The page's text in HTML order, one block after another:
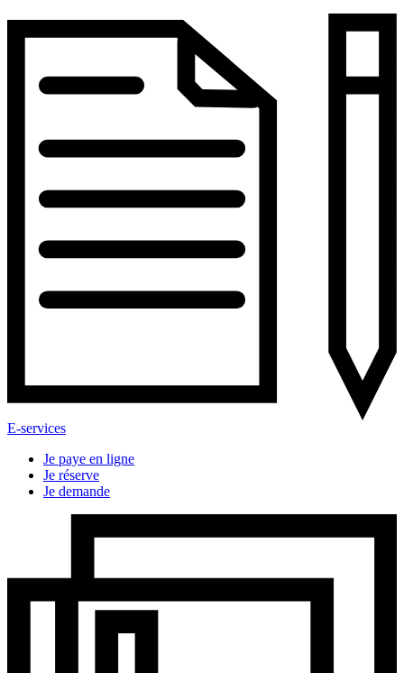
E-services
Je paye en ligne
Je réserve
Je demande